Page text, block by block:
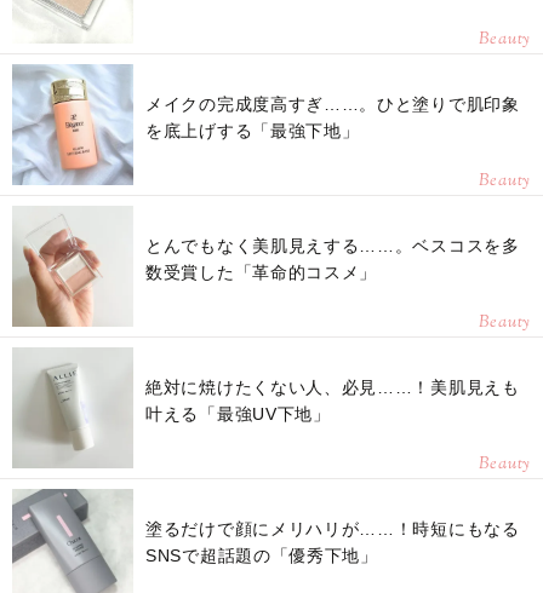
Beauty
メイクの完成度高すぎ……。ひと塗りで肌印象
を底上げする「最強下地」
Beauty
とんでもなく美肌見えする……。ベスコスを多
数受賞した「革命的コスメ」
Beauty
絶対に焼けたくない人、必見……！美肌見えも
叶える「最強UV下地」
Beauty
塗るだけで顔にメリハリが……！時短にもなる
SNSで超話題の「優秀下地」